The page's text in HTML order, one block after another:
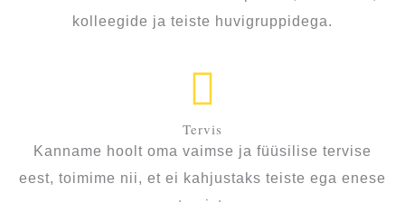
kolleegide ja teiste huvigruppidega.
Tervis
Kanname hoolt oma vaimse ja füüsilise tervise
eest, toimime nii, et ei kahjustaks teiste ega enese